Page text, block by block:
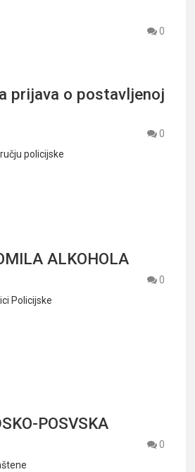
0
prijava o postavljenoj
0
policijske
ALKOHOLA
0
Policijske
POSVSKA
0